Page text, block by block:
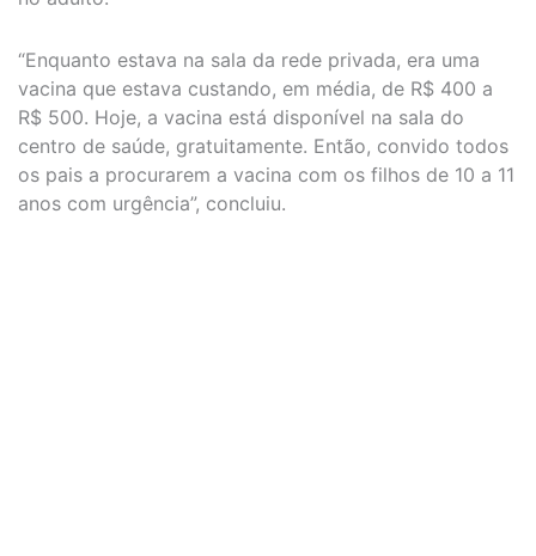
“Enquanto estava na sala da rede privada, era uma
vacina que estava custando, em média, de R$ 400 a
R$ 500. Hoje, a vacina está disponível na sala do
centro de saúde, gratuitamente. Então, convido todos
os pais a procurarem a vacina com os filhos de 10 a 11
anos com urgência”, concluiu.